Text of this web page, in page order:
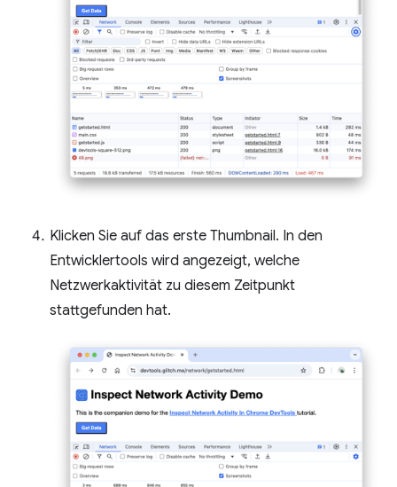
Klicken Sie auf das erste Thumbnail. In den
Entwicklertools wird angezeigt, welche
Netzwerkaktivität zu diesem Zeitpunkt
stattgefunden hat.